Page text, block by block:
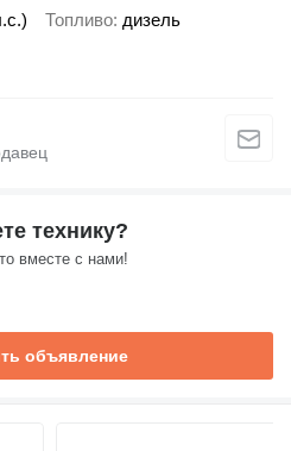
Топливо дизель
технику?
вместе с нами!
объявление